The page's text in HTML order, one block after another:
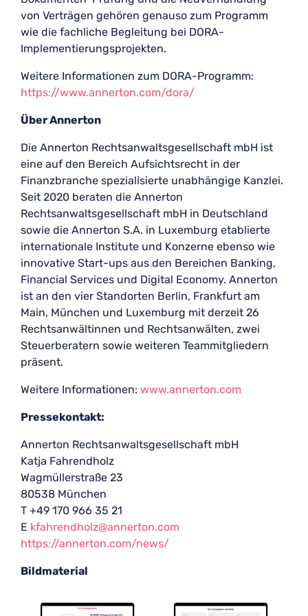
von Verträgen gehören genauso zum Programm
wie die fachliche Begleitung bei DORA-
Implementierungsprojekten.
Weitere Informationen zum DORA-Programm:
https://www.annerton.com/dora/
Über Annerton
Die Annerton Rechtsanwaltsgesellschaft mbH ist
eine auf den Bereich Aufsichtsrecht in der
Finanzbranche spezialisierte unabhängige Kanzlei.
Seit 2020 beraten die Annerton
Rechtsanwaltsgesellschaft mbH in Deutschland
sowie die Annerton S.A. in Luxemburg etablierte
internationale Institute und Konzerne ebenso wie
innovative Start-ups aus den Bereichen Banking,
Financial Services und Digital Economy. Annerton
ist an den vier Standorten Berlin, Frankfurt am
Main, München und Luxemburg mit derzeit 26
Rechtsanwältinnen und Rechtsanwälten, zwei
Steuerberatern sowie weiteren Teammitgliedern
präsent.
Weitere Informationen: www.annerton.com
Pressekontakt:
Annerton Rechtsanwaltsgesellschaft mbH
Katja Fahrendholz
Wagmüllerstraße 23
80538 München
T +49 170 966 35 21
E kfahrendholz@annerton.com
https://annerton.com/news/
Bildmaterial